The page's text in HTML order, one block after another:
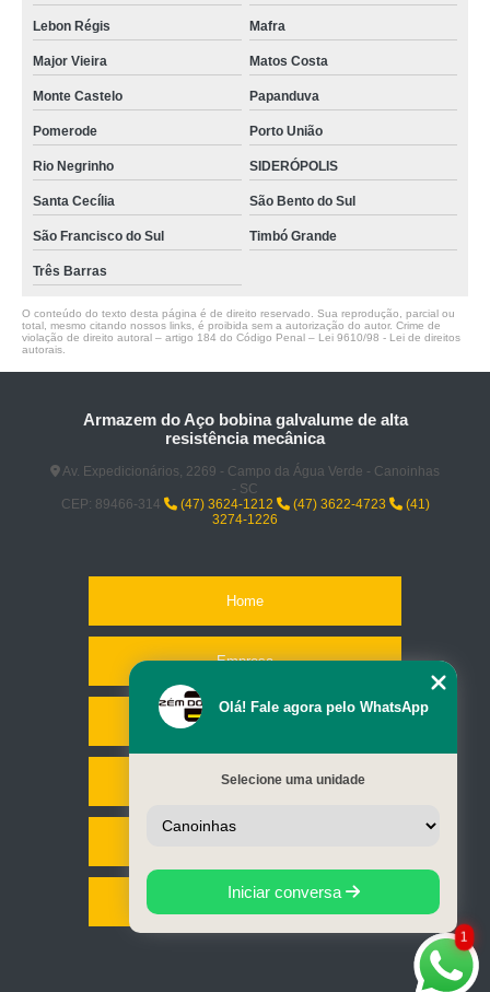
Lebon Régis Mafra
Major Vieira Matos Costa
Monte Castelo Papanduva
Pomerode Porto União
Rio Negrinho SIDERÓPOLIS
Santa Cecília São Bento do Sul
São Francisco do Sul Timbó Grande
Três Barras
O conteúdo do texto desta página é de direito reservado. Sua reprodução, parcial ou
total, mesmo citando nossos links, é proibida sem a autorização do autor. Crime de
violação de direito autoral – artigo 184 do Código Penal – Lei 9610/98 - Lei de direitos
autorais
Armazem do Aço bobina galvalume de alta
resistência mecânica
Av. Expedicionários, 2269 - Campo da Água Verde - Canoinhas
- SC
CEP: 89466-314
(47) 3624-1212 (47) 3622-4723
(41)
3274-1226
Home
Empresa
Serviços
Mapa do site
1
Olá! Fale agora pelo WhatsApp
Selecione uma unidade
Iniciar conversa